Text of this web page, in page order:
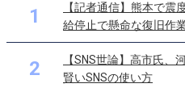
1
【記者通信】熊本で震
給停止で懸命な復旧作
2
【SNS世論】高市氏
賢いSNSの使い方